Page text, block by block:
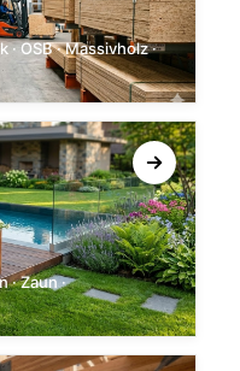
OSB · Massivholz ·
Zaun ·